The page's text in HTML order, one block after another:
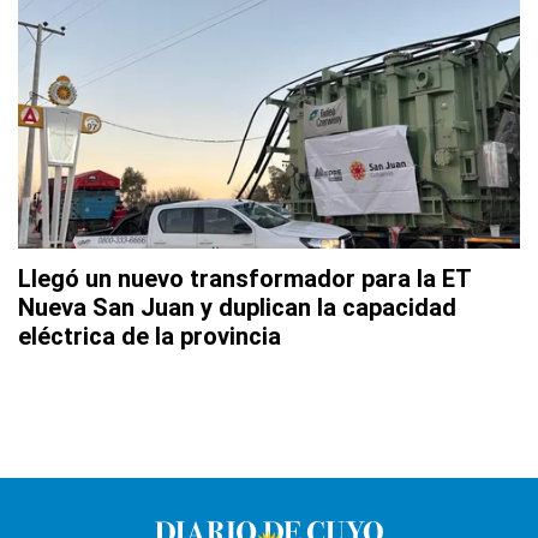
Llegó un nuevo transformador para la ET
Nueva San Juan y duplican la capacidad
eléctrica de la provincia